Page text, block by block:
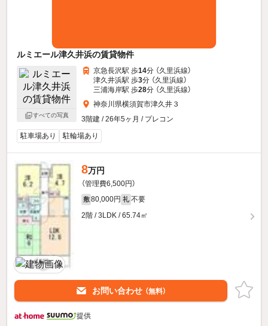
ルミエール津久井浜の賃貸物件
すべての写真
京急長沢駅 歩14分 （久里浜線）
津久井浜駅 歩3分 （久里浜線）
三浦海岸駅 歩28分 （久里浜線）
神奈川県横須賀市津久井３
3階建 / 26年5ヶ月 / プレコン
駐車場あり
駐輪場あり
8万円
（管理費6,500円）
敷 80,000円 礼 不要
2階 / 3LDK / 65.74㎡
お問い合わせ （無料）
提供